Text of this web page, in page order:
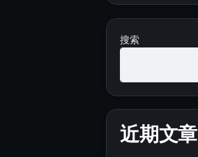
搜索
近期文章